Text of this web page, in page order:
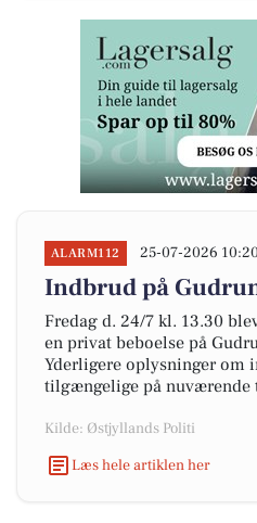
ALARM112 25-07-2026
Indbrud på
Fredag d. 24/7 kl. 13.30
en privat beboelse på
Yderligere oplysninger om
tilgængelige på nuværende
Kilde: Østjyllands Politi
Læs hele artiklen her